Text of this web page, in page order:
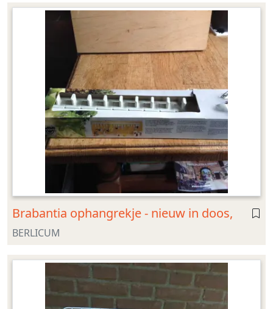
Brabantia ophangrekje - nieuw in doos,
BERLICUM